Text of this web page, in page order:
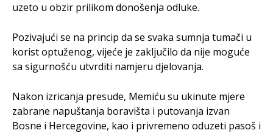
uzeto u obzir prilikom donošenja odluke.
Pozivajući se na princip da se svaka sumnja tumači u
korist optuženog, vijeće je zaključilo da nije moguće
sa sigurnošću utvrditi namjeru djelovanja.
Nakon izricanja presude, Memiću su ukinute mjere
zabrane napuštanja boravišta i putovanja izvan
Bosne i Hercegovine, kao i privremeno oduzeti pasoš i